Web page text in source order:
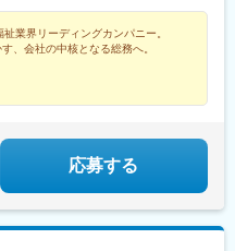
業界リーディングカンパニー。
、会社の中核となる総務へ。
応募する